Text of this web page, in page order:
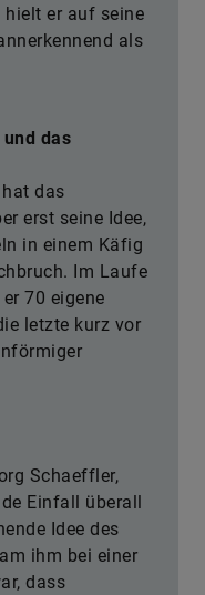
hielt er auf seine
als
das
das
erst seine Idee,
in einem Käfig
Im Laufe
70 eigene
letzte kurz vor
Schaeffler,
Einfall überall
Idee des
ihm bei einer
dass